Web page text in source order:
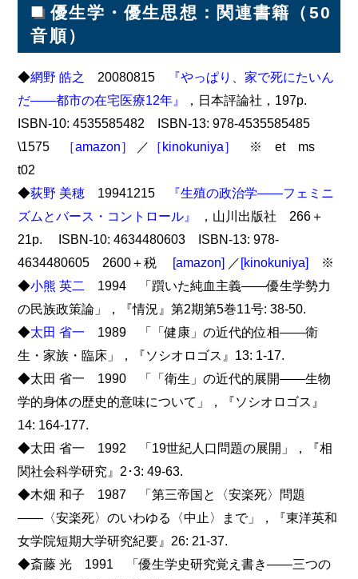
■ 優生学・優生思想：関連書籍（50
音順）
◆網野 皓之 20080815
『やっぱり、家で死にたいん
だ――都市の在宅医療12年』
，日本評論社，197p.
ISBN-10: 4535585482 ISBN-13: 978-4535585485
\1575
［amazon］ ／ ［kinokuniya］
※ et ms
t02
◆荻野 美穂 19941215
『生殖の政治学――フェミニ
ズムとバース・コントロール』
，山川出版社 266＋
21p. ISBN-10: 4634480603 ISBN-13: 978-
4634480605 2600＋税 [amazon] ／[kinokuniya] ※
◆小熊 英二
1994 「躓いた純血主義――優生学勢力
の民族政策論」，『情況』第2期第5巻11号: 38-50.
◆太田 省一 1989 「「健康」の近代的位相――衛
生・家族・臨床」，『ソシオロゴス』13: 1-17.
◆太田 省一 1990 「「衛生」の近代的展開――生物
学的身体の歴史的意味について」，『ソシオロゴス』
14: 164-177.
◆太田 省一 1992 「19世紀人口問題の展開」，『相
関社会科学研究』2･3: 49-63.
◆木畑 和子 1987 「第三帝国と〈安楽死〉問題
――〈安楽死〉のいわゆる〈中止〉まで」，『東洋英和
女学院短期大学研究紀要』26: 21-37.
◆斎藤 光 1991 「優生学史研究覚え書き――三つの